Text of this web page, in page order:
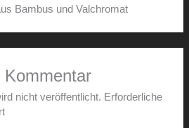
Bambus und Valchromat
Kommentar
nicht veröffentlicht. Erforderliche